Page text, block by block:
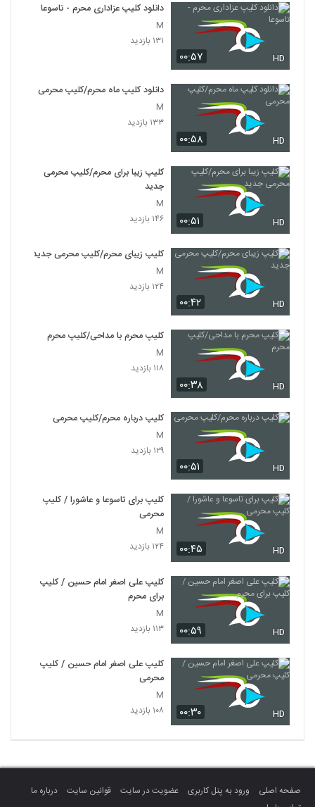
۰۰:۵۷ HD
دانلود کلیپ عزاداری محرم - تاسوعا
M
۱۳۱ بازدید
۰۰:۵۸ HD
دانلود کلیپ ماه محرم/کلیپ محرمی
M
۱۳۳ بازدید
۰۰:۵۱ HD
کلیپ زیبا برای محرم/کلیپ محرمی
جدید
M
۱۴۶ بازدید
۰۰:۴۲ HD
کلیپ زیبای محرم/کلیپ محرمی جدید
M
۱۲۴ بازدید
۰۰:۳۸ HD
کلیپ محرم با مداحی/کلیپ محرم
M
۱۱۸ بازدید
۰۰:۵۱ HD
کلیپ درباره محرم/کلیپ محرمی
M
۱۲۹ بازدید
۰۰:۴۵ HD
کلیپ برای تاسوعا و عاشورا / کلیپ
محرمی
M
۱۲۴ بازدید
۰۰:۵۹ HD
کلیپ علی اصغر امام حسین / کلیپ
برای محرم
M
۱۱۳ بازدید
۰۰:۳۰ HD
کلیپ علی اصغر امام حسین / کلیپ
محرمی
M
۱۰۸ بازدید
صفحه اصلی ورود به پنل کاربری عضویت در سایت قوانین سایت
درباره ما